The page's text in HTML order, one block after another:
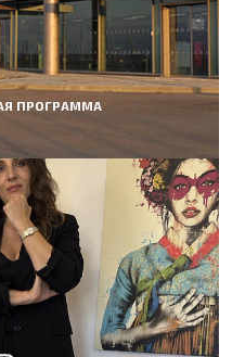
ПРОГРАММА